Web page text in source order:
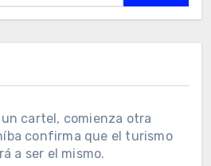
cartel, comienza otra
confirma que el turismo
a ser el mismo.